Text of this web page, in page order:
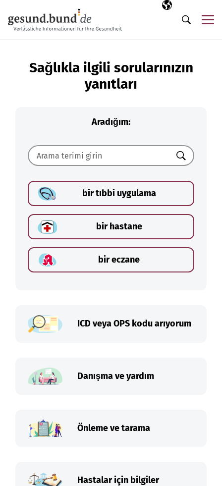
Seçili dil
TR
Arama
Sağlıkla ilgili sorularınızın
yanıtları
Aradığım:
Ara
bir tıbbi uygulama
bir hastane
bir eczane
ICD veya OPS kodu arıyorum
Danışma ve yardım
Önleme ve tarama
Hastalar için bilgiler